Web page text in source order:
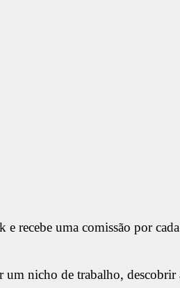
recebe uma comissão por
nicho de trabalho,